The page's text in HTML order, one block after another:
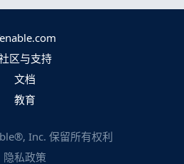
区与支持
文档
教育
Inc. 保留所有权利
隐私政策